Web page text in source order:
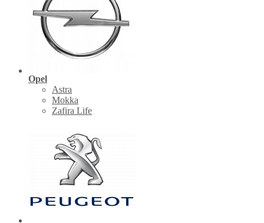
Opel
Astra
Mokka
Zafira Life